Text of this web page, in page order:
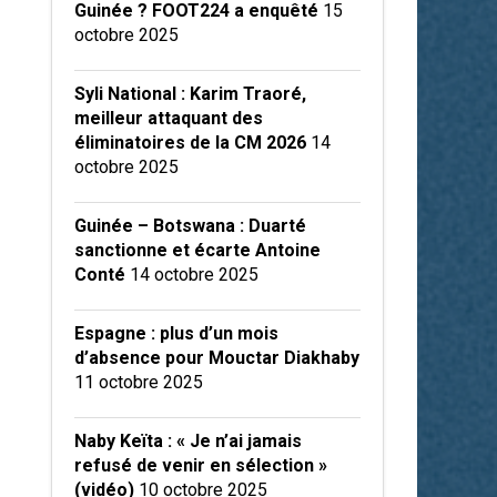
Guinée ? FOOT224 a enquêté 15
octobre 2025
Syli National : Karim Traoré,
meilleur attaquant des
éliminatoires de la CM 2026 14
octobre 2025
Guinée – Botswana : Duarté
sanctionne et écarte Antoine
Conté 14 octobre 2025
Espagne : plus d’un mois
d’absence pour Mouctar Diakhaby
11 octobre 2025
Naby Keïta : « Je n’ai jamais
refusé de venir en sélection »
(vidéo) 10 octobre 2025